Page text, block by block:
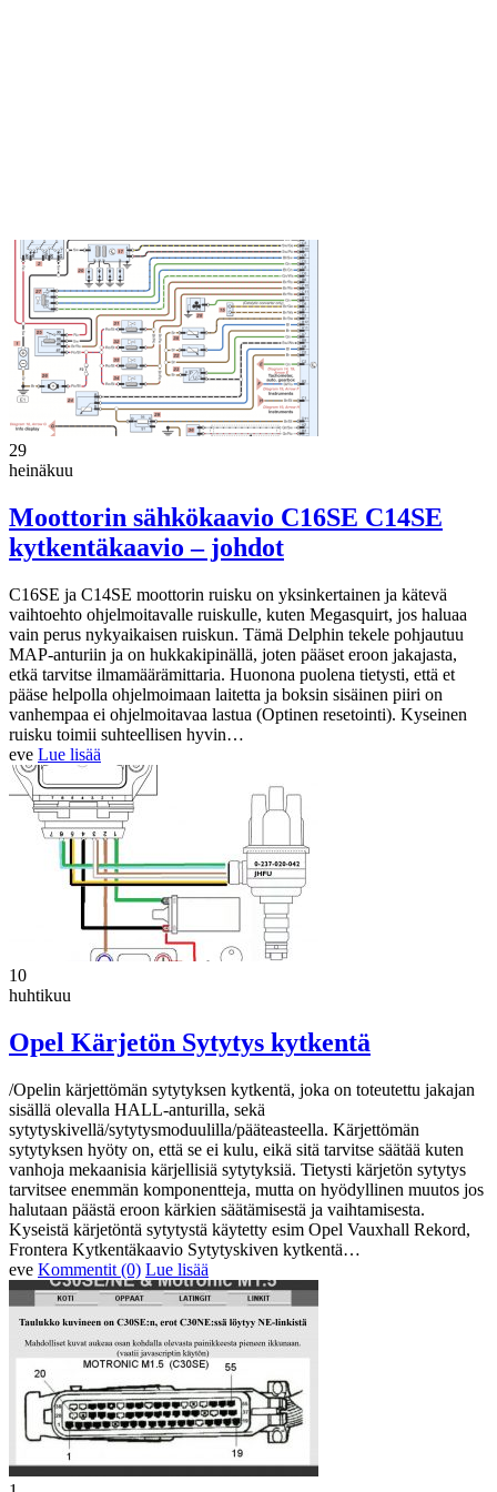
29
heinäkuu
Moottorin sähkökaavio C16SE C14SE
kytkentäkaavio – johdot
C16SE ja C14SE moottorin ruisku on yksinkertainen ja kätevä
vaihtoehto ohjelmoitavalle ruiskulle, kuten Megasquirt, jos haluaa
vain perus nykyaikaisen ruiskun. Tämä Delphin tekele pohjautuu
MAP-anturiin ja on hukkakipinällä, joten pääset eroon jakajasta,
etkä tarvitse ilmamäärämittaria. Huonona puolena tietysti, että et
pääse helpolla ohjelmoimaan laitetta ja boksin sisäinen piiri on
vanhempaa ei ohjelmoitavaa lastua (Optinen resetointi). Kyseinen
ruisku toimii suhteellisen hyvin…
eve Lue lisää
10
huhtikuu
Opel Kärjetön Sytytys kytkentä
/Opelin kärjettömän sytytyksen kytkentä, joka on toteutettu jakajan
sisällä olevalla HALL-anturilla, sekä
sytytyskivellä/sytytysmoduulilla/pääteasteella. Kärjettömän
sytytyksen hyöty on, että se ei kulu, eikä sitä tarvitse säätää kuten
vanhoja mekaanisia kärjellisiä sytytyksiä. Tietysti kärjetön sytytys
tarvitsee enemmän komponentteja, mutta on hyödyllinen muutos jos
halutaan päästä eroon kärkien säätämisestä ja vaihtamisesta.
Kyseistä kärjetöntä sytytystä käytetty esim Opel Vauxhall Rekord,
Frontera Kytkentäkaavio Sytytyskiven kytkentä…
eve Kommentit (0) Lue lisää